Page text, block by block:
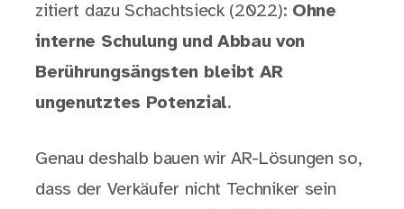
zitiert dazu Schachtsieck (2022): Ohne
interne Schulung und Abbau von
Berührungsängsten bleibt AR
ungenutztes Potenzial.
Genau deshalb bauen wir AR-Lösungen so,
dass der Verkäufer nicht Techniker sein